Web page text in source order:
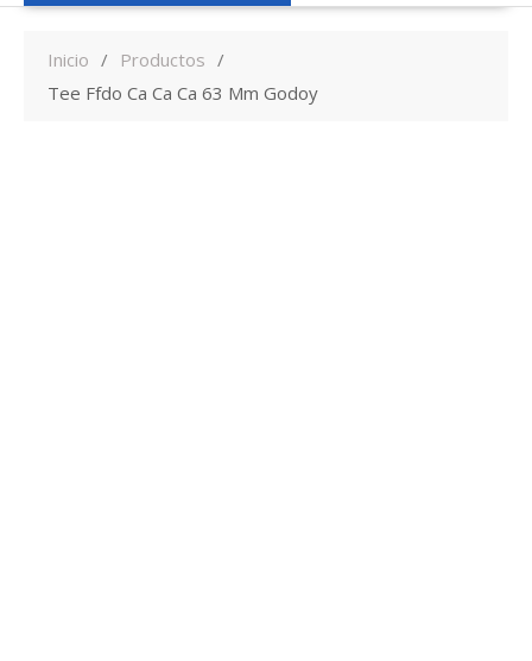
Inicio
Productos
Tee Ffdo Ca Ca Ca 63 Mm Godoy